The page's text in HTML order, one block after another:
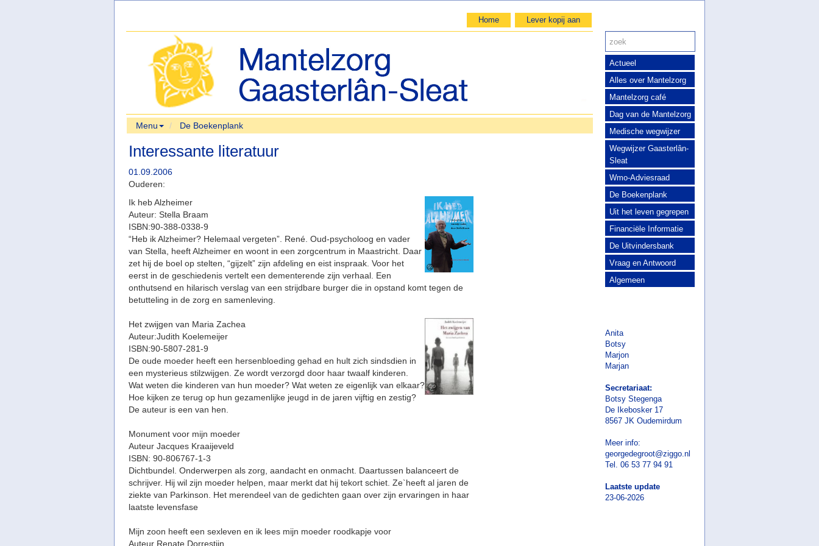
Home Lever kopij aan
Menu De Boekenplank
Interessante literatuur
01.09.2006
Ouderen:
Ik heb Alzheimer
Auteur: Stella Braam
ISBN:90-388-0338-9
“Heb ik Alzheimer? Helemaal vergeten”. René. Oud-psycholoog en vader
van Stella, heeft Alzheimer en woont in een zorgcentrum in Maastricht. Daar
zet hij de boel op stelten, “gijzelt” zijn afdeling en eist inspraak. Voor het
eerst in de geschiedenis vertelt een dementerende zijn verhaal. Een
onthutsend en hilarisch verslag van een strijdbare burger die in opstand komt tegen de
betutteling in de zorg en samenleving.
Het zwijgen van Maria Zachea
Auteur:Judith Koelemeijer
ISBN:90-5807-281-9
De oude moeder heeft een hersenbloeding gehad en hult zich sindsdien in
een mysterieus stilzwijgen. Ze wordt verzorgd door haar twaalf kinderen.
Wat weten die kinderen van hun moeder? Wat weten ze eigenlijk van elkaar?
Hoe kijken ze terug op hun gezamenlijke jeugd in de jaren vijftig en zestig?
De auteur is een van hen.
Monument voor mijn moeder
Auteur Jacques Kraaijeveld
ISBN: 90-806767-1-3
Dichtbundel. Onderwerpen als zorg, aandacht en onmacht. Daartussen balanceert de
schrijver. Hij wil zijn moeder helpen, maar merkt dat hij tekort schiet. Ze`heeft al jaren de
ziekte van Parkinson. Het merendeel van de gedichten gaan over zijn ervaringen in haar
laatste levensfase
Mijn zoon heeft een sexleven en ik lees mijn moeder roodkapje voor
Auteur Renate Dorrestijn
Actueel
Alles over Mantelzorg
Mantelzorg café
Dag van de Mantelzorg
Medische wegwijzer
Wegwijzer Gaasterlân-
Sleat
Wmo-Adviesraad
De Boekenplank
Uit het leven gegrepen
Financiële Informatie
De Uitvindersbank
Vraag en Antwoord
Algemeen
Anita
Botsy
Marjon
Marjan
Secretariaat:
Botsy Stegenga
De Ikebosker 17
8567 JK Oudemirdum
Meer info:
georgedegroot@ziggo.nl
Tel. 06 53 77 94 91
Laatste update
23-06-2026